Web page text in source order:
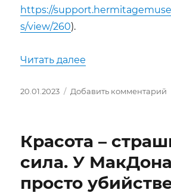
https://
s/view/260).
Читать далее
Опубликовано
20.01.2023 Добавить комментарий
Красота –
сила. У
просто